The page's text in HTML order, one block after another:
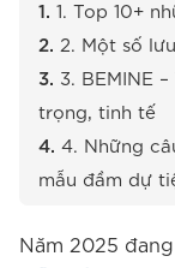
1. Top 10+
2. Một số
3. BEMINE
trọng, tinh tế
4. Những
mẫu đầm dự
Năm 2025